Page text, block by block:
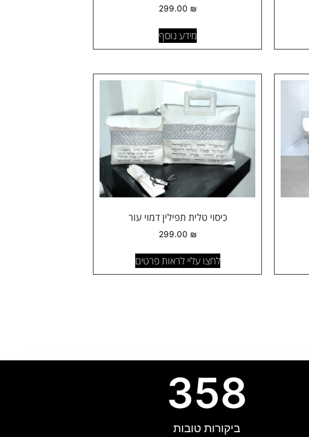
299.00 ₪
מידע נוסף
כיסוי טלית תפילין דמוי עור
299.00 ₪
לחצו עליי לראות פרטים
ביקורות טובות
358